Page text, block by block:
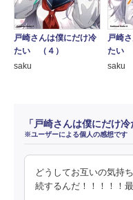
戸崎さんは僕にだけ冷
たい （４）
saku
戸崎
たい
saku
「戸崎さんは僕にだけ
※ユーザーによる個人の感想です
どうしてお互いの気持
続するんだ！！！！！